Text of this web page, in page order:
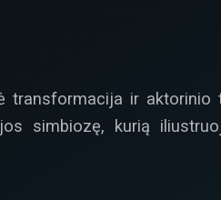
transformacija ir
simbiozę, kurią